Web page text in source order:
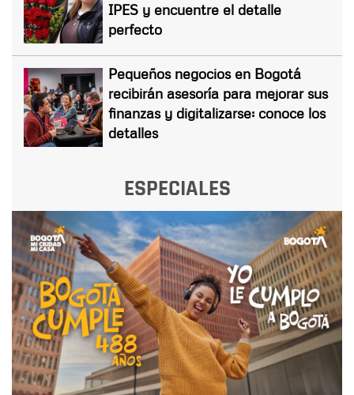
IPES y encuentre el detalle
perfecto
Pequeños negocios en Bogotá
recibirán asesoría para mejorar sus
finanzas y digitalizarse: conoce los
detalles
ESPECIALES